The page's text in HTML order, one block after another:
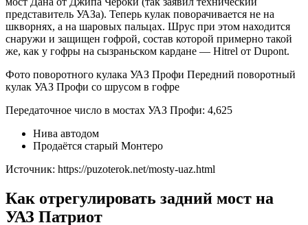
представитель УАЗа). Теперь кулак поворачивается не на
шкворнях, а на шаровых пальцах. Шрус при этом находится
снаружи и защищен гофрой, состав которой примерно такой
же, как у гофры на сызраньском кардане — Hitrel от Dupont.
Фото поворотного кулака УАЗ Профи Передний поворотный
кулак УАЗ Профи со шрусом в гофре
Передаточное число в мостах УАЗ Профи: 4,625
Нива автодом
Продаётся старый Монтеро
Источник: https://puzoterok.net/mosty-uaz.html
Как отрегулировать задний мост на
УАЗ Патриот